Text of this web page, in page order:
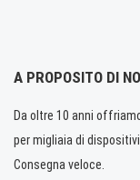
A PROPOSITO DI
Da oltre 10 anni
per migliaia di
Consegna veloce.